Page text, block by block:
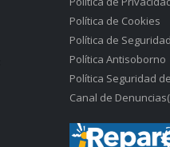
Política de Cookies
Política de
Política Antisoborno
Política Seguridad
Canal de